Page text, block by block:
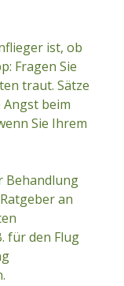
ist, ob
Fragen Sie
traut. Sätze
Angst beim
Sie Ihrem
Behandlung
an
für den Flug